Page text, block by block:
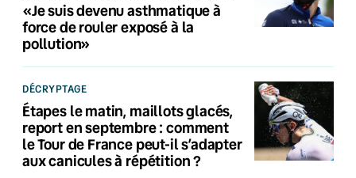
«Je suis devenu asthmatique à
force de rouler exposé à la
pollution»
DÉCRYPTAGE
Étapes le matin, maillots glacés,
report en septembre : comment
le Tour de France peut-il s’adapter
aux canicules à répétition ?